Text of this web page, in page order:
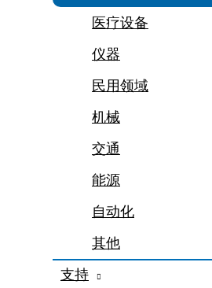
医疗设备
仪器
民用领域
机械
交通
能源
自动化
其他
支持